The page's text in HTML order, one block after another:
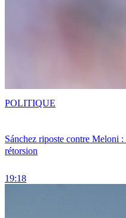
Sánchez riposte contre Meloni
rétorsion
19:18
POLITIQUE